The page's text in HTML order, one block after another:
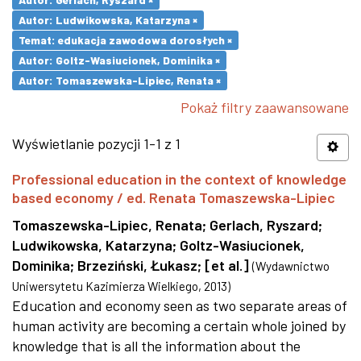
Autor: Ludwikowska, Katarzyna ×
Temat: edukacja zawodowa dorosłych ×
Autor: Goltz-Wasiucionek, Dominika ×
Autor: Tomaszewska-Lipiec, Renata ×
Pokaż filtry zaawansowane
Wyświetlanie pozycji 1-1 z 1
Professional education in the context of knowledge
based economy / ed. Renata Tomaszewska-Lipiec
Tomaszewska-Lipiec, Renata; Gerlach, Ryszard;
Ludwikowska, Katarzyna; Goltz-Wasiucionek,
Dominika; Brzeziński, Łukasz; [et al.] (Wydawnictwo
Uniwersytetu Kazimierza Wielkiego, 2013)
Education and economy seen as two separate areas of
human activity are becoming a certain whole joined by
knowledge that is all the information about the